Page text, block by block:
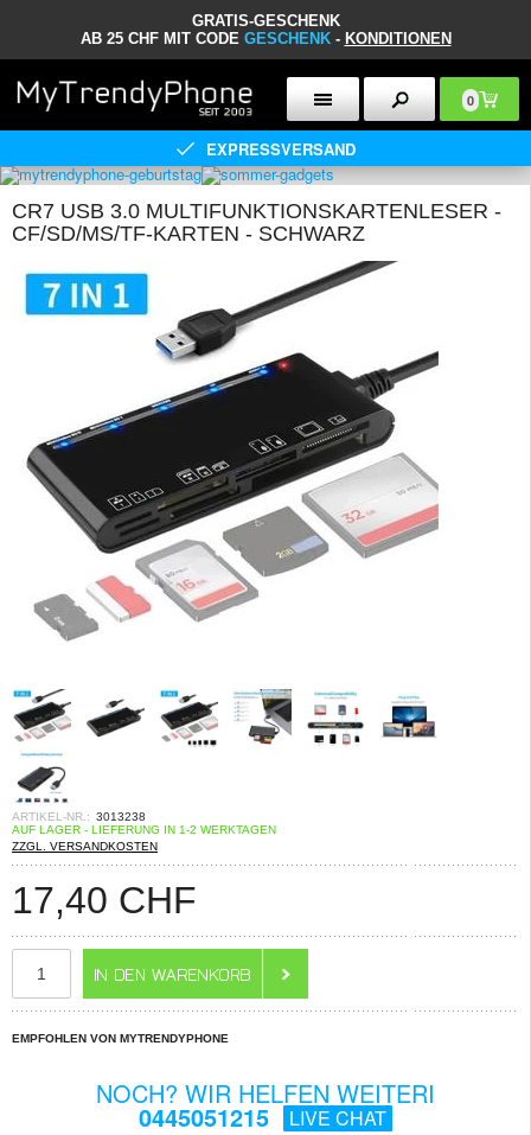
GRATIS-GESCHENK
AB 25 CHF MIT CODE GESCHENK- KONDITIONEN
0
EXPRESSVERSAND
CR7 USB 3.0 MULTIFUNKTIONSKARTENLESER -
CF/SD/MS/TF-KARTEN - SCHWARZ
ARTIKEL-NR.: 3013238
AUF LAGER - LIEFERUNG IN 1-2 WERKTAGEN
ZZGL. VERSANDKOSTEN
17,40 CHF
EMPFOHLEN VON MYTRENDYPHONE
NOCH? WIR HELFEN WEITERI
0445051215 LIVE CHAT